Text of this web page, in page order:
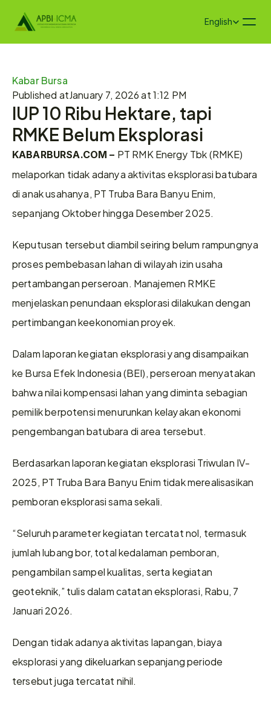
Select Language
English
Kabar Bursa
Published atJanuary 7, 2026 at 1:12 PM
IUP 10 Ribu Hektare, tapi
RMKE Belum Eksplorasi
KABARBURSA.COM – PT RMK Energy Tbk (RMKE)
melaporkan tidak adanya aktivitas eksplorasi batubara
di anak usahanya, PT Truba Bara Banyu Enim,
sepanjang Oktober hingga Desember 2025.
Keputusan tersebut diambil seiring belum rampungnya
proses pembebasan lahan di wilayah izin usaha
pertambangan perseroan. Manajemen RMKE
menjelaskan penundaan eksplorasi dilakukan dengan
pertimbangan keekonomian proyek.
Dalam laporan kegiatan eksplorasi yang disampaikan
ke Bursa Efek Indonesia (BEI), perseroan menyatakan
bahwa nilai kompensasi lahan yang diminta sebagian
pemilik berpotensi menurunkan kelayakan ekonomi
pengembangan batubara di area tersebut.
Berdasarkan laporan kegiatan eksplorasi Triwulan IV-
2025, PT Truba Bara Banyu Enim tidak merealisasikan
pemboran eksplorasi sama sekali.
“Seluruh parameter kegiatan tercatat nol, termasuk
jumlah lubang bor, total kedalaman pemboran,
pengambilan sampel kualitas, serta kegiatan
geoteknik,” tulis dalam catatan eksplorasi, Rabu, 7
Januari 2026.
Dengan tidak adanya aktivitas lapangan, biaya
eksplorasi yang dikeluarkan sepanjang periode
tersebut juga tercatat nihil.